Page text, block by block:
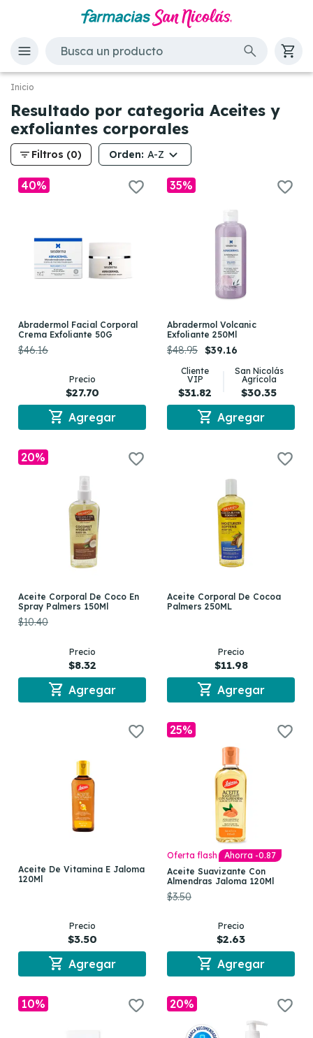
Inicio
Resultado por categoria Aceites y
exfoliantes corporales
filter_list Filtros (0) Orden: A-Z
40%
Abradermol Facial Corporal
Crema Exfoliante 50G
$46.16
Precio
$27.70
shopping_cart Agregar
35%
Abradermol Volcanic
Exfoliante 250Ml
$48.95 $39.16
Cliente
VIP
$31.82
San Nicolás
Agrícola
$30.35
shopping_cart Agregar
20%
Aceite Corporal De Coco En
Spray Palmers 150Ml
$10.40
Precio
$8.32
shopping_cart Agregar
Aceite Corporal De Cocoa
Palmers 250ML
Precio
$11.98
shopping_cart Agregar
Aceite De Vitamina E Jaloma
120Ml
Precio
$3.50
shopping_cart Agregar
25%
Oferta flash
Ahorra -0.87
Aceite Suavizante Con
Almendras Jaloma 120Ml
$3.50
Precio
$2.63
shopping_cart Agregar
10% 20%